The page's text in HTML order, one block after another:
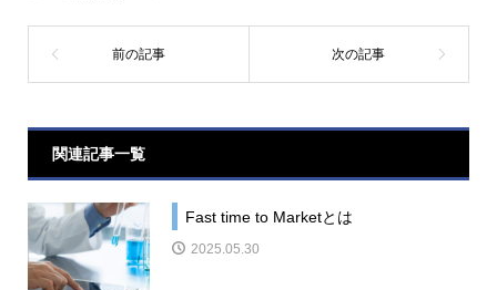
関連記事一覧
Fast time to Marketとは
2025.05.30